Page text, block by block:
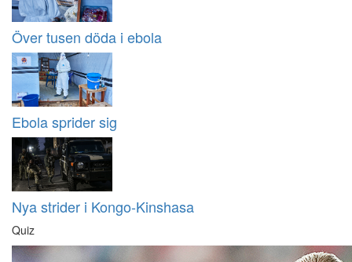
Över tusen döda i ebola
Ebola sprider sig
Nya strider i Kongo-Kinshasa
Quiz